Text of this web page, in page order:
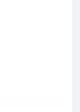
у собі
в перекладі –
ножа
скибками
для
при створенні
нарізання
та